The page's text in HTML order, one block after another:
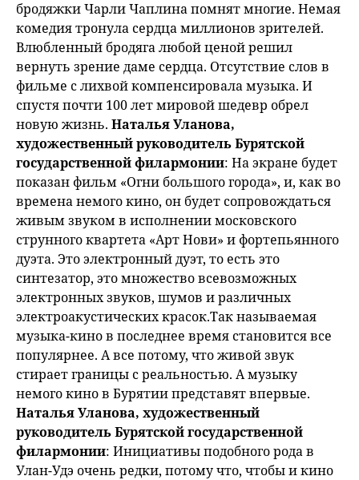
бродяжки Чарли Чаплина помнят многие. Немая
комедия тронула сердца миллионов зрителей.
Влюбленный бродяга любой ценой решил
вернуть зрение даме сердца. Отсутствие слов в
фильме с лихвой компенсировала музыка. И
спустя почти 100 лет мировой шедевр обрел
новую жизнь. Наталья Уланова,
художественный руководитель Бурятской
государственной филармонии: На экране будет
показан фильм «Огни большого города», и, как во
времена немого кино, он будет сопровождаться
живым звуком в исполнении московского
струнного квартета «Арт Нови» и фортепьянного
дуэта. Это электронный дуэт, то есть это
синтезатор, это множество всевозможных
электронных звуков, шумов и различных
электроакустических красок.Так называемая
музыка-кино в последнее время становится все
популярнее. А все потому, что живой звук
стирает границы с реальностью. А музыку
немого кино в Бурятии представят впервые.
Наталья Уланова, художественный
руководитель Бурятской государственной
филармонии: Инициативы подобного рода в
Улан-Удэ очень редки, потому что, чтобы и кино